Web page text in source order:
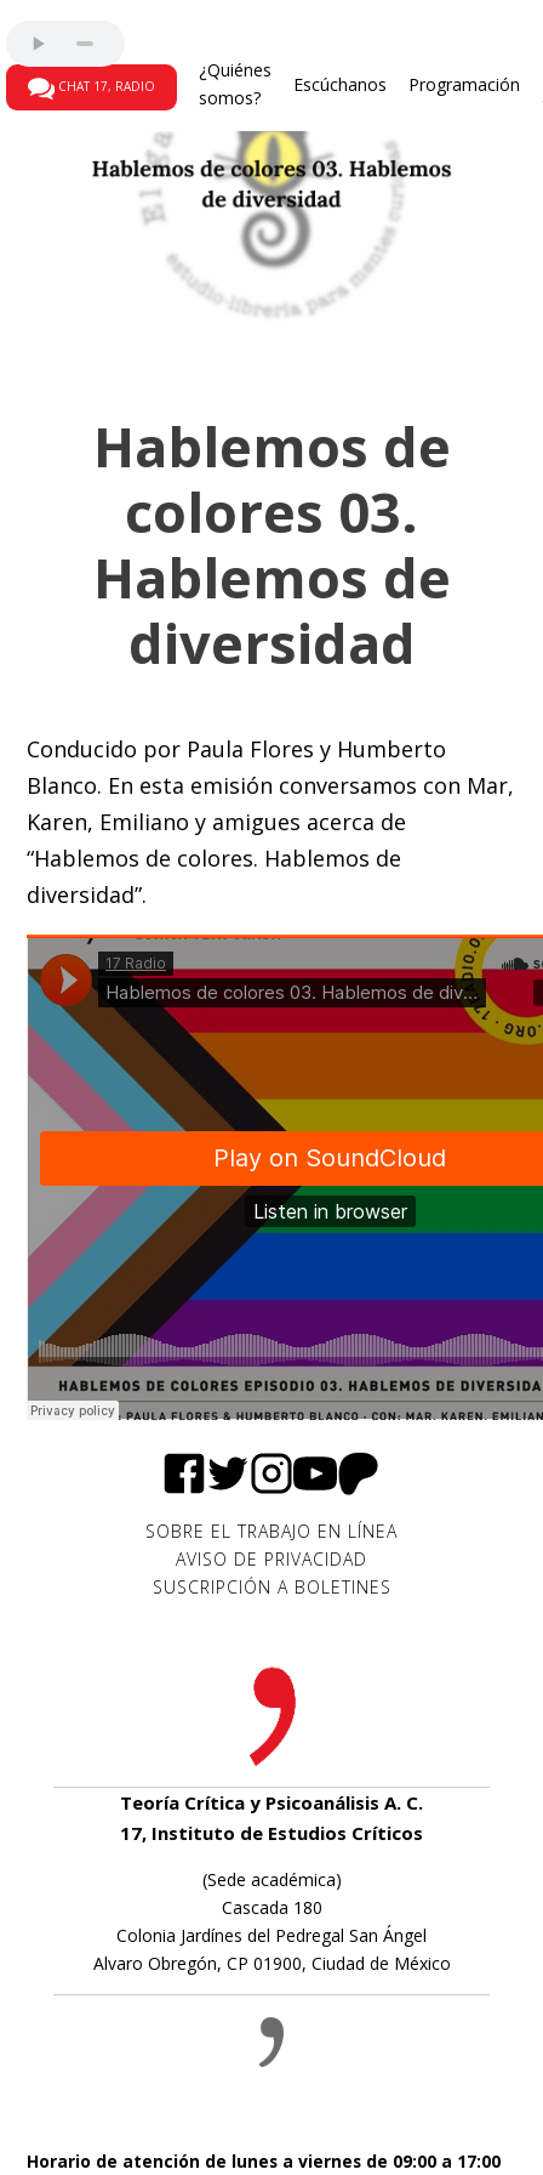
CHAT 17, RADIO
¿Quiénes
somos?
Escúchanos Programación
Hablemos de
colores 03.
Hablemos de
diversidad
Conducido por Paula Flores y Humberto
Blanco. En esta emisión conversamos con Mar,
Karen, Emiliano y amigues acerca de
“Hablemos de colores. Hablemos de
diversidad”.
SOBRE EL TRABAJO EN LÍNEA
AVISO DE PRIVACIDAD
SUSCRIPCIÓN A BOLETINES
Teoría Crítica y Psicoanálisis A. C.
17, Instituto de Estudios Críticos
(Sede académica)
Cascada 180
Colonia Jardínes del Pedregal San Ángel
Alvaro Obregón, CP 01900, Ciudad de México
Horario de atención de lunes a viernes de 09:00 a 17:00